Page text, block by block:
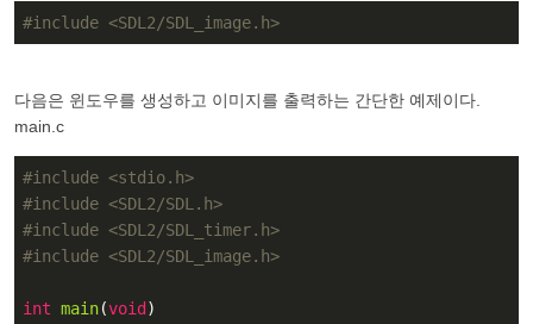
#include <SDL2/SDL_image.h>
다음은 윈도우를 생성하고 이미지를 출력하는 간단한 예제이다.
main.c
#include <stdio.h>
#include <SDL2/SDL.h>
#include <SDL2/SDL_timer.h>
#include <SDL2/SDL_image.h>
int main(void )